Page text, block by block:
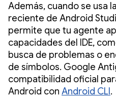
Además, cuando se usa
reciente de Android
permite que tu agente
capacidades del IDE,
busca de problemas o
de símbolos. Google
compatibilidad oficial
Android con Android CLI .